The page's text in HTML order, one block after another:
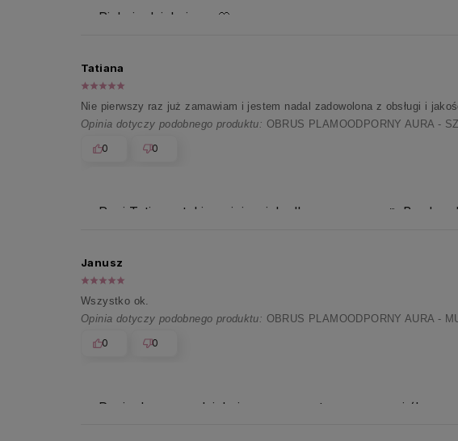
Pięknie dziękujemy 🤍
Pani Tatiano, takie opinie wiele dla nas znaczą 🌷 Bardzo
Tatiana
Nie pierwszy raz już zamawiam i jestem nadal zadowolona z obsługi i
Opinia dotyczy podobnego produktu: OBRUS PLAMOODPORNY AURA -
0 0
Panie Januszu, dziękujemy za pozytywną ocenę i ślemy
Janusz
Wszystko ok.
Opinia dotyczy podobnego produktu: OBRUS PLAMOODPORNY AURA -
0 0